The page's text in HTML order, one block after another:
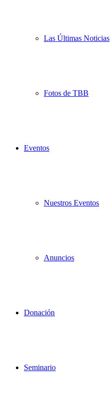
Las Últimas Noticias
Fotos de TBB
Eventos
Nuestros Eventos
Anuncios
Donación
Seminario